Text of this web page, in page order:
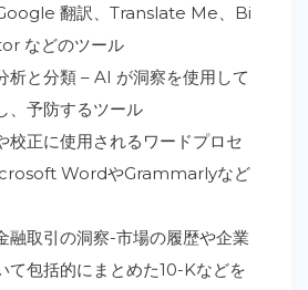
翻訳、Translate Me、Bi
などのツール
析と分類 – AI が洞察を使用して
、予防するツール
校正に使用されるワードプロセ
WordやGrammarlyなど
融取引の洞察-市場の履歴や企業
て包括的にまとめた10-Kなどを